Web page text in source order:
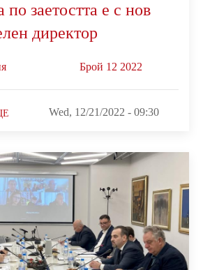
по заетостта е с нов
директор
Брой 12 2022
Wed, 12/21/2022 - 09:30